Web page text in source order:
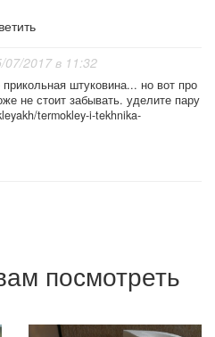
07/2017 в 11:32
штуковина... но вот про
не стоит забывать. уделите пару
termokley-i-tekhnika-
посмотреть